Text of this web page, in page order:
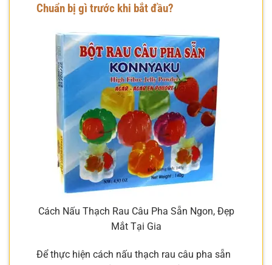
Chuẩn bị gì trước khi bắt đầu?
Cách Nấu Thạch Rau Câu Pha Sẵn Ngon, Đẹp
Mắt Tại Gia
Để thực hiện cách nấu thạch rau câu pha sẵn